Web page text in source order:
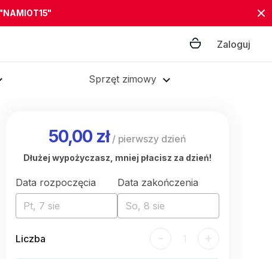
"NAMIOT15"
Zaloguj
Sprzęt zimowy
50,00 zł/ pierwszy dzień
Dłużej wypożyczasz, mniej płacisz za dzień!
Data rozpoczęcia
Pt, 7 sie
Data zakończenia
So, 8 sie
Liczba - 1 +